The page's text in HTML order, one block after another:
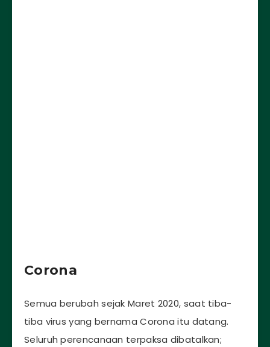
Corona
Semua berubah sejak Maret 2020, saat tiba-
tiba virus yang bernama Corona itu datang.
Seluruh perencanaan terpaksa dibatalkan;